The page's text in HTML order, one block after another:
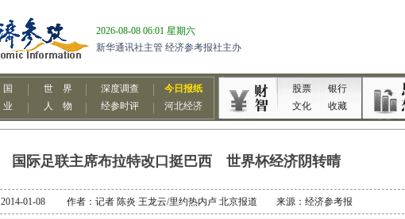
国际足联主席布拉特改口挺巴西 世界杯经济阴转晴
2014-01-08 作者：记者 陈炎 王龙云/里约热内卢 北京报道 来源：经济参考报